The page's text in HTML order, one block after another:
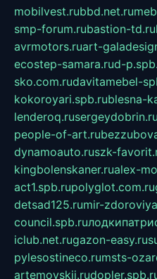
mobilvest.rubbd.net.ru
smp-forum.rubastion-td.ru
avrmotors.ruart-
ecostep-samara.rud-
sko.com.rudavitamebel-
kokoroyari.spb.rublesna-
lenderoq.rusergeydobrin.ru
people-of-art.ru
dynamoauto.ruszk-
kingbolenskaner.rualex-
act1.spb.rupolyglot.com.ru
detsad125.rumir-
council.spb.ru
iclub.net.rugazon-easy.ru
pylesostineco.rumsts-
artemovskij.ru